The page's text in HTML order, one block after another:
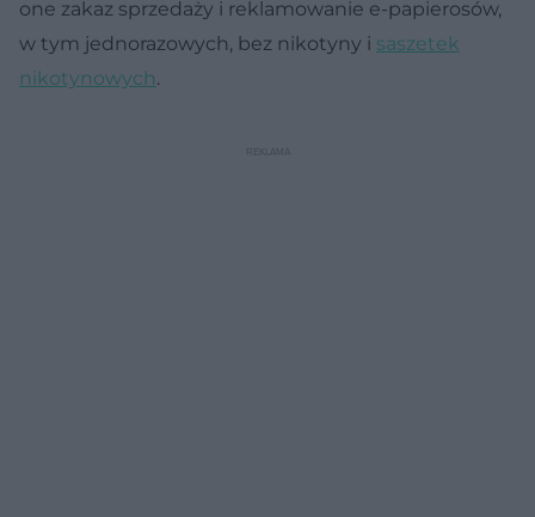
one zakaz sprzedaży i reklamowanie e-papierosów,
w tym jednorazowych, bez nikotyny i saszetek
nikotynowych.